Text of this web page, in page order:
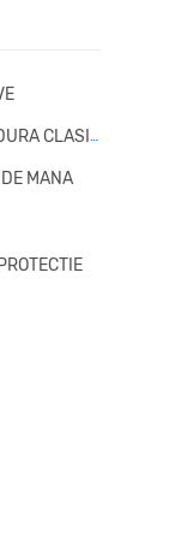
CLASICE
MANA